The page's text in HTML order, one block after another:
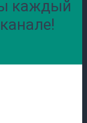
каждый